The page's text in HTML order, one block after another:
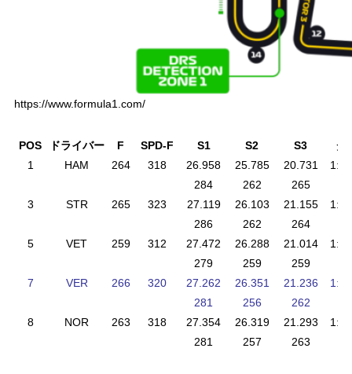
https://www.formula1.com/
POS ドライバー F SPD-F S1 S2 S3
タ
1
HAM 264 318 26.958 25.785 20.731
284
262
265
3
STR 265 323 27.119 26.103 21.155
286
262
264
5
VET 259 312 27.472 26.288 21.014
279
259
259
7
VER 266 320 27.262 26.351 21.236
281
256
262
8
NOR 263 318 27.354 26.319 21.293
281
257 263